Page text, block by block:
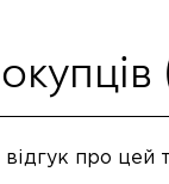
про цей